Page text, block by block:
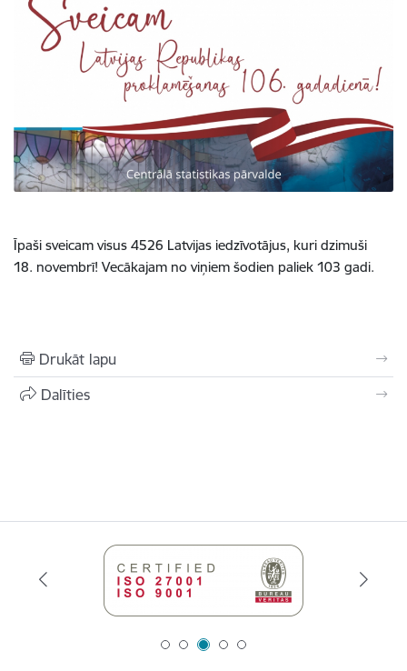
Īpaši sveicam visus 4526 Latvijas iedzīvotājus, kuri dzimuši
18. novembrī! Vecākajam no viņiem šodien paliek 103 gadi.
Drukāt lapu
Dalīties